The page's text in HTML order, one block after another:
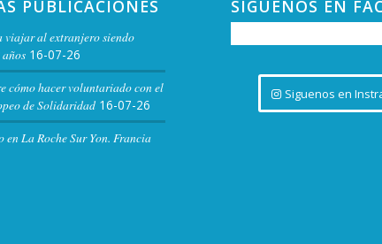
PUBLICACIONES
viajar al extranjero siendo
16-07-26
cómo hacer voluntariado con el
de Solidaridad 16-07-26
en La Roche Sur Yon. Francia
SÍGUENOS EN
Siguenos en